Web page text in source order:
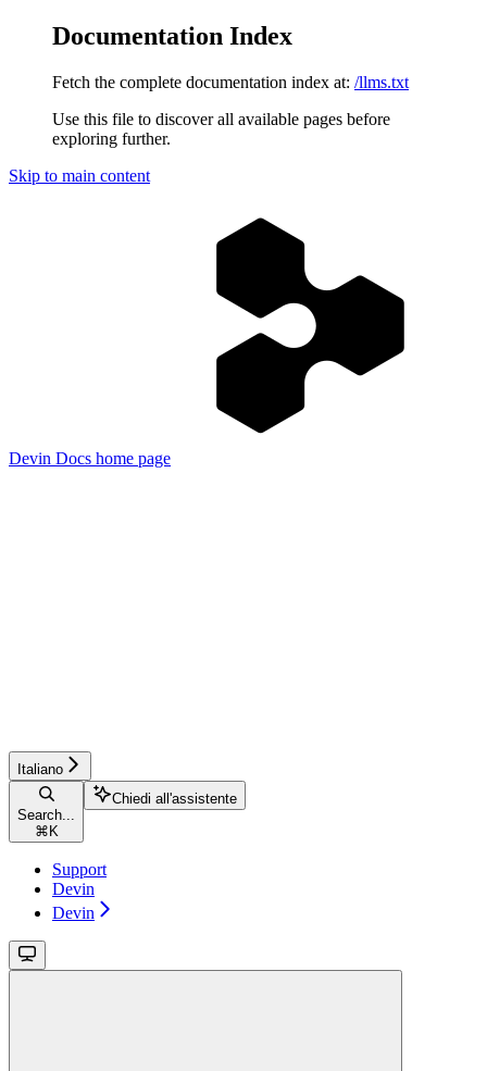
Documentation Index
Fetch the complete documentation index at: /llms.txt
Use this file to discover all available pages before
exploring further.
Skip to main content
Devin Docs home page
Italiano
Search...
⌘ K
Chiedi all'assistente
Support
Devin
Devin